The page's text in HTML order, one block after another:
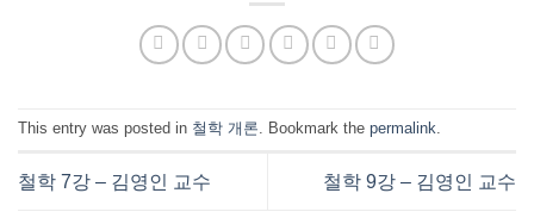
This entry was posted in 철학 개론. Bookmark the permalink.
철학 7강 – 김영인 교수 철학 9강 – 김영인 교수